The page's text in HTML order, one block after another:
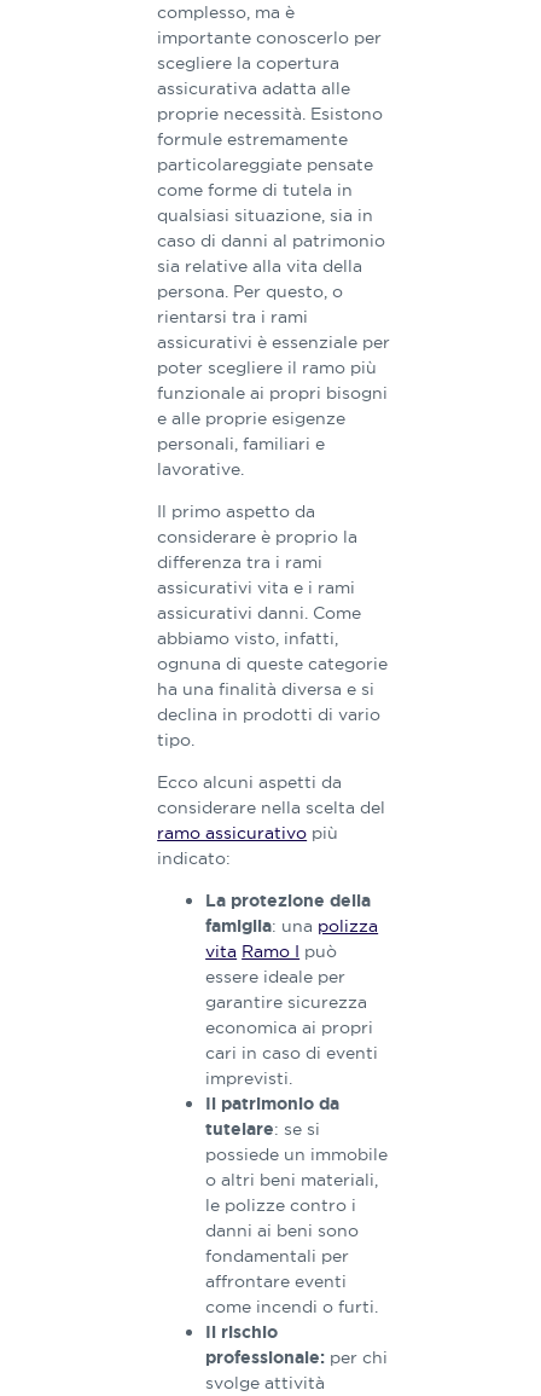
complesso​, ma è
importante conoscerlo ​​per
scegliere la copertura
assicurativa adatta alle
proprie necessità. Esistono
formule estremamente
particolareggiate pensate
come forme di tutela in
qualsiasi situazione, sia in
caso di danni al patrimonio
sia relative alla vita della
persona.​ Per questo, ​​​​​o​
rientarsi tra i rami
assicurativi è essenziale per
poter scegliere il ramo più
funzionale ai propri bisogni
e alle proprie esigenze
personali, familiari e
lavorative.
Il primo aspetto da
considerare è proprio la
differenza tra i rami
assicurativi vita e i rami
assicurativi danni.​ ​​Come
abbiamo visto, infatti,
o​gnuna di queste categorie
ha una finalità diversa e si
declina in prodotti di vario
tipo.
​​Ecco a​lcuni aspetti da
considerare​ nella scelta del
ramo assicurativo più
indicato​​:
La protezione della
famiglia: una polizza
vita Ramo I può
essere ideale per
garantire sicurezza
economica ai propri
cari in caso di eventi
imprevisti.
Il patrimonio da
tutelare: se si
possiede un immobile
o altri beni materiali,
le polizze contro ​i ​
danni ai beni sono
fondamentali per
affrontare eventi
come incendi ​o furt​i​​​.
Il rischio
professionale: per chi
svolge attività